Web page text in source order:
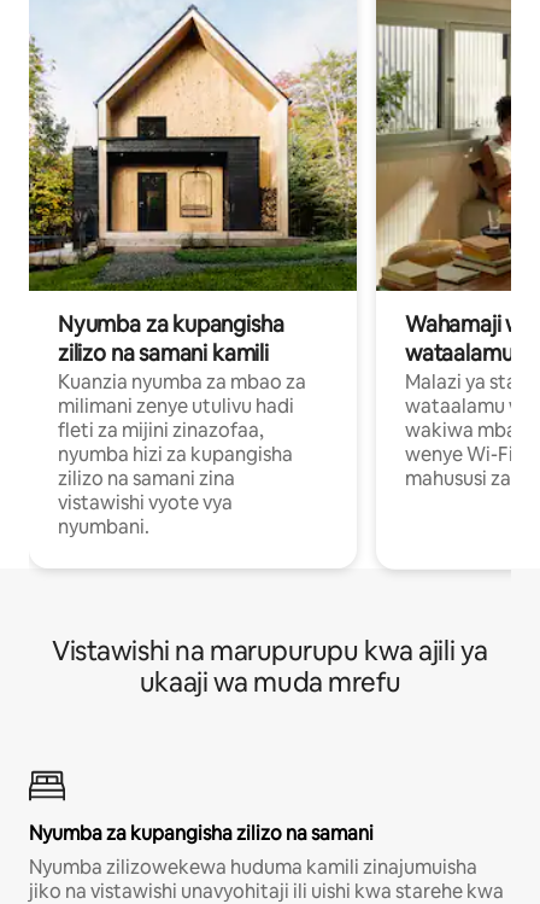
Nyumba za kupangisha
zilizo na samani kamili
Kuanzia nyumba za mbao za
milimani zenye utulivu hadi
fleti za mijini zinazofaa,
nyumba hizi za kupangisha
zilizo na samani zina
vistawishi vyote vya
nyumbani.
Wahamaji
wataalamu
Malazi ya
wataalamu
wakiwa mbali
wenye Wi-Fi
mahususi za
Vistawishi na marupurupu kwa ajili ya
ukaaji wa muda mrefu
Nyumba za kupangisha zilizo na samani
Nyumba zilizowekewa huduma kamili zinajumuisha
jiko na vistawishi unavyohitaji ili uishi kwa starehe kwa